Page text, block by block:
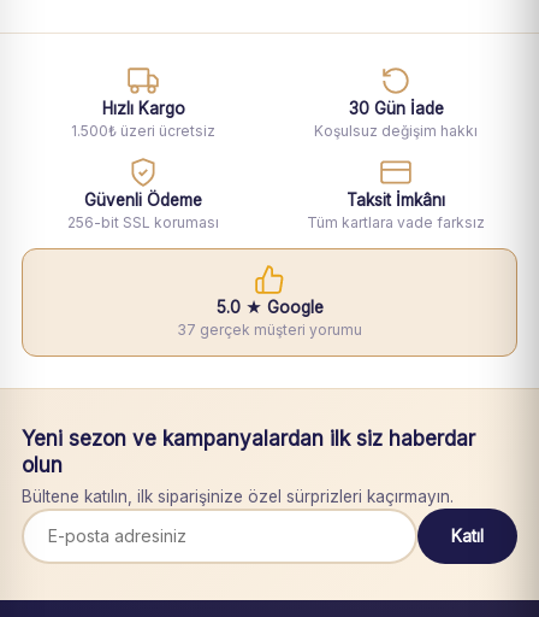
Hızlı Kargo
1.500₺ üzeri ücretsiz
30 Gün İade
Koşulsuz değişim hakkı
Güvenli Ödeme
256-bit SSL koruması
Taksit İmkânı
Tüm kartlara vade farksız
5.0 ★ Google
37 gerçek müşteri yorumu
Yeni sezon ve kampanyalardan ilk siz haberdar
olun
Bültene katılın, ilk siparişinize özel sürprizleri kaçırmayın.
Katıl